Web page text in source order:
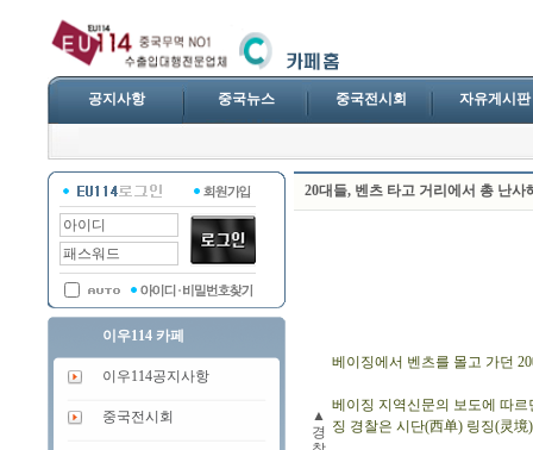
공지사항 중국뉴스 중국전시회 자유게시판
이우114 카페
이우114공지사항
중국전시회
20대들, 벤츠 타고 거리에서 총 난사
▲
경
베이징에서 벤츠를 몰고 가던
베이징 지역신문의 보도에 따
징 경찰은 시단(西单) 링징(灵